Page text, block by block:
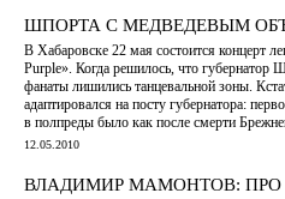
ШПОРТА С МЕДВЕДЕВЫМ
В Хабаровске 22 мая состоится концерт
Purple». Когда решилось, что губернатор
фанаты лишились танцевальной зоны.
адаптировался на посту губернатора:
в полпреды было как после смерти
12.05.2010
ВЛАДИМИР МАМОНТОВ: ПРО